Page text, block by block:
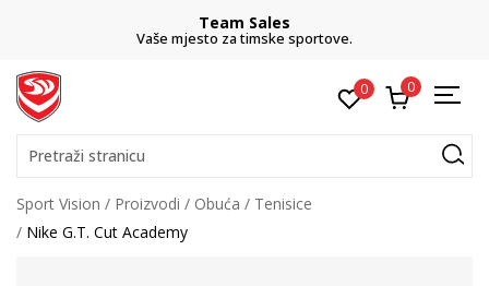
Team Sales
Vaše mjesto za timske sportove.
0 0
Pretraži stranicu
Sport Vision Proizvodi Obuća
Tenisice
Nike G.T. Cut Academy